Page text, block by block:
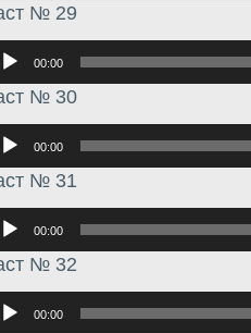
№ 29
00:00
№ 30
00:00
№ 31
00:00
№ 32
00:00